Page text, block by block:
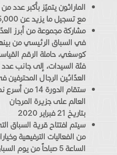
الماراثون يتميّز بأكبر عدد
مع تسجيل ما يزيد عن
مشاركة مجموعة من أبرز
في السباق الرئيسي من
كوسغي، حاملة الرقم
فئة السيدات، إلى جانب
العدّائين الرجال المحترفين
ستقام الدورة14من أسرع
العالم على جزيرة المرجان
بتاريخ 21فبراير 2020
سيتم افتتاح قرية السباق
من الفعاليات الترفيهية
الساعة5صباحاً من يوم